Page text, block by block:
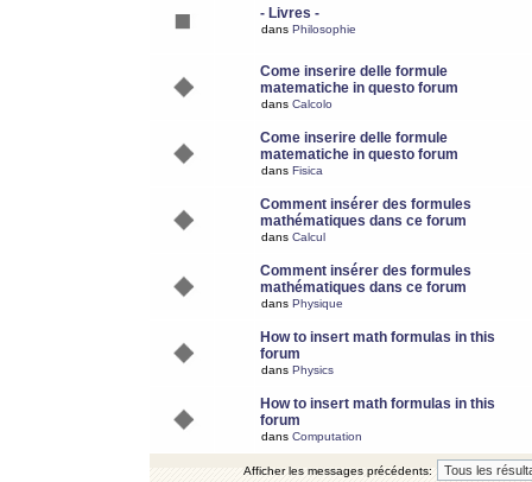
- Livres -
dans Philosophie
Come inserire delle formule
matematiche in questo forum
dans Calcolo
Come inserire delle formule
matematiche in questo forum
dans Fisica
Comment insérer des formules
mathématiques dans ce forum
dans Calcul
Comment insérer des formules
mathématiques dans ce forum
dans Physique
How to insert math formulas in this
forum
dans Physics
How to insert math formulas in this
forum
dans Computation
Afficher les messages précédents: